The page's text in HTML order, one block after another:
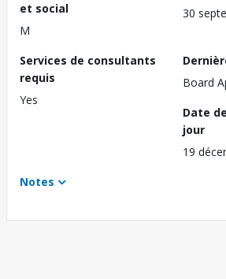
et social
M
30
Services de consultants
requis
Yes
Board
Date
jour
19
Notes